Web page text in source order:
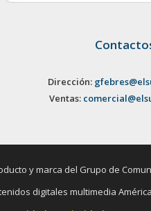
Dirección:
Ventas:
y marca del Grupo de
digitales multimedia